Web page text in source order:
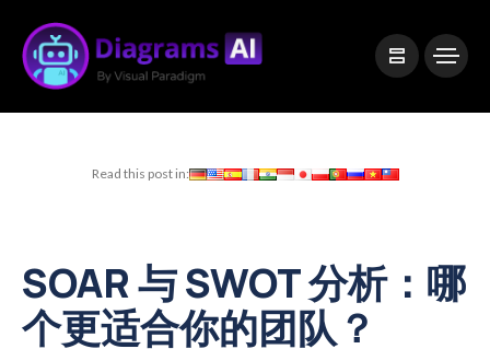
Read this post in:
SOAR 与 SWOT 分析：哪
个更适合你的团队？